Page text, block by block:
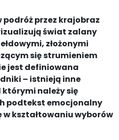
podróż przez krajobraz
świat zalany
złożonymi
się strumieniem
jest definiowana
– istnieją inne
należy się
podtekst emocjonalny
kształtowaniu wyborów